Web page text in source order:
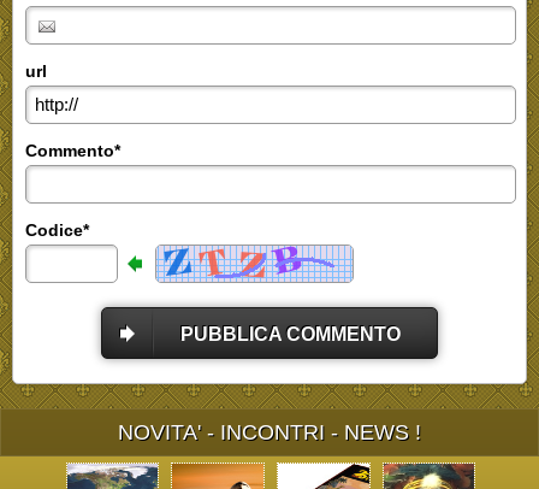
url
Commento*
Codice*
PUBBLICA COMMENTO
NOVITA' - INCONTRI - NEWS !